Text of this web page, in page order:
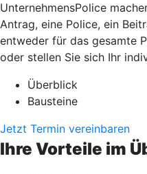
UnternehmensPolice
Antrag, eine Police, ein
entweder für das gesamte
oder stellen Sie sich Ihr
Überblick
Bausteine
Jetzt Termin vereinbaren
Ihre Vorteile im